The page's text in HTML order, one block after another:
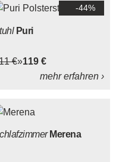
-44%
Puri
€ 119 €
mehr erfahren ›
Merena